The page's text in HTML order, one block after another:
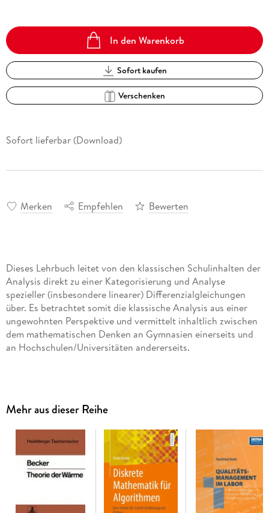
In den Warenkorb
Sofort kaufen
Verschenken
Sofort lieferbar (Download)
Merken Empfehlen Bewerten
Dieses Lehrbuch leitet von den klassischen Schulinhalten der
Analysis direkt zu einer Kategorisierung und Analyse
spezieller (insbesondere linearer) Differenzialgleichungen
über. Es betrachtet somit die klassische Analysis aus einer
ungewohnten Perspektive und vermittelt inhaltlich zwischen
dem mathematischen Denken an Gymnasien einerseits und
an Hochschulen/Universitäten andererseits.
als Handlungsanweisung, also funktional betrachtet. Beim
Wahrheit zu entdecken, als vielmehr darum, eine Einsicht zu
vermitteln. Die verwendeten mathematischen Zeichen
erheben keinen Absolutheitsanspruch, sondern sollen im
Betrachter ein Bild erzeugen.
Mehr aus dieser Reihe